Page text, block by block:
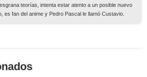
teorías, intenta estar atento a un posible nuevo
es fan del anime y Pedro Pascal le llamó Custavio.